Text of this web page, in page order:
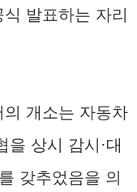
발표하는 자리
개소는 자동차
상시 감시·대
갖추었음을 의